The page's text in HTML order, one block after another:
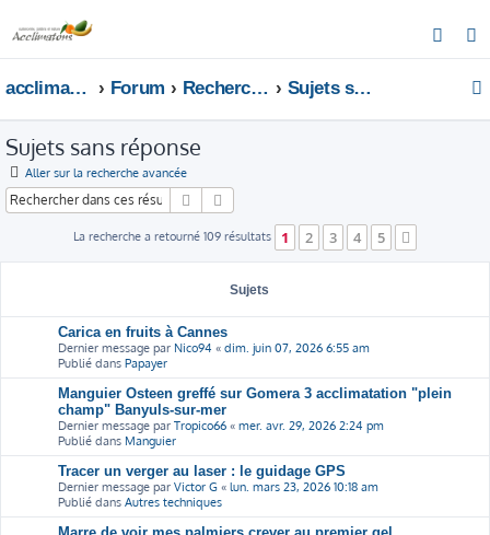
e
acclimatons.com Forum Rechercher Sujets sans réponse
Sujets sans réponse
Aller sur la recherche avancée
Rechercher
La recherche a retourné 109 résultats 1 2 3 4 5
Sujets
Carica en fruits à Cannes
Dernier message par Nico94 « dim. juin 07, 2026 6:55 am
Publié dans Papayer
Manguier Osteen greffé sur Gomera 3 acclimatation "plein
champ" Banyuls-sur-mer
Dernier message par Tropico66 « mer. avr. 29, 2026 2:24 pm
Publié dans Manguier
Tracer un verger au laser : le guidage GPS
Dernier message par Victor G « lun. mars 23, 2026 10:18 am
Publié dans Autres techniques
Marre de voir mes palmiers crever au premier gel